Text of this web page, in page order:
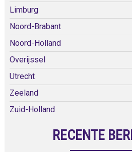
Limburg
Noord-Brabant
Noord-Holland
Overijssel
Utrecht
Zeeland
Zuid-Holland
RECENTE